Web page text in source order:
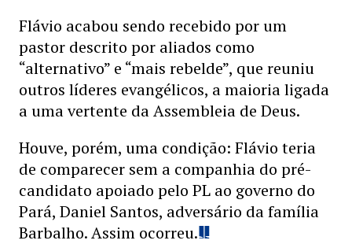
Flávio acabou sendo recebido por um
pastor descrito por aliados como
“alternativo” e “mais rebelde”, que reuniu
outros líderes evangélicos, a maioria ligada
a uma vertente da Assembleia de Deus.
Houve, porém, uma condição: Flávio teria
de comparecer sem a companhia do pré-
candidato apoiado pelo PL ao governo do
Pará, Daniel Santos, adversário da família
Barbalho. Assim ocorreu.